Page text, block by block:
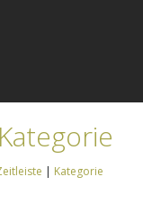
| Kategorie